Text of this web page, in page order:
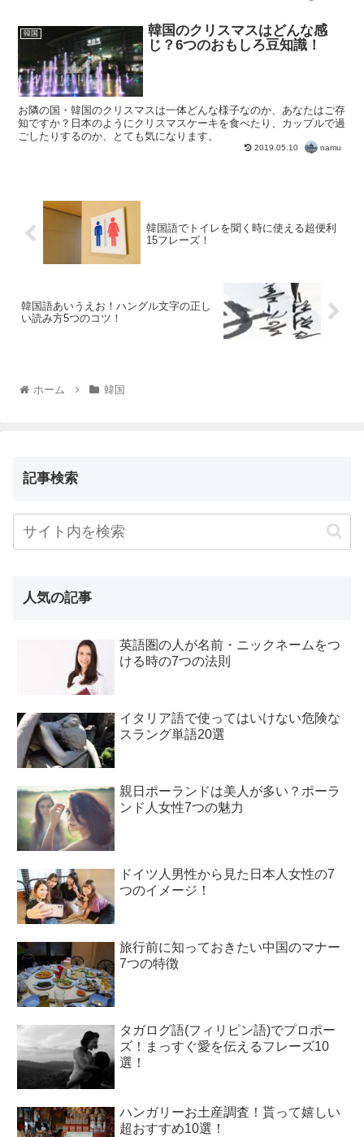
韓国
韓国のクリスマスはどんな感
じ？6つのおもしろ豆知識！
お隣の国・韓国のクリスマスは一体どんな様子なのか、あなたはご存
知ですか？日本のようにクリスマスケーキを食べたり、カップルで過
ごしたりするのか、とても気になります。
2019.05.10 namu
韓国語でトイレを聞く時に使える超便利
15フレーズ！
韓国語あいうえお！ハングル文字の正し
い読み方5つのコツ！
ホーム 韓国
記事検索
人気の記事
英語圏の人が名前・ニックネームをつ
ける時の7つの法則
イタリア語で使ってはいけない危険な
スラング単語20選
親日ポーランドは美人が多い？ポーラ
ンド人女性7つの魅力
ドイツ人男性から見た日本人女性の7
つのイメージ！
旅行前に知っておきたい中国のマナー
7つの特徴
タガログ語(フィリピン語)でプロポー
ズ！まっすぐ愛を伝えるフレーズ10
選！
ハンガリーお土産調査！貰って嬉しい
超おすすめ10選！